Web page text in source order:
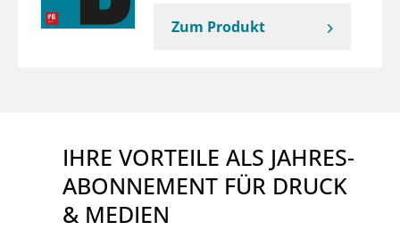
Zum Produkt
IHRE VORTEILE ALS JAHRES-
ABONNEMENT FÜR DRUCK
& MEDIEN